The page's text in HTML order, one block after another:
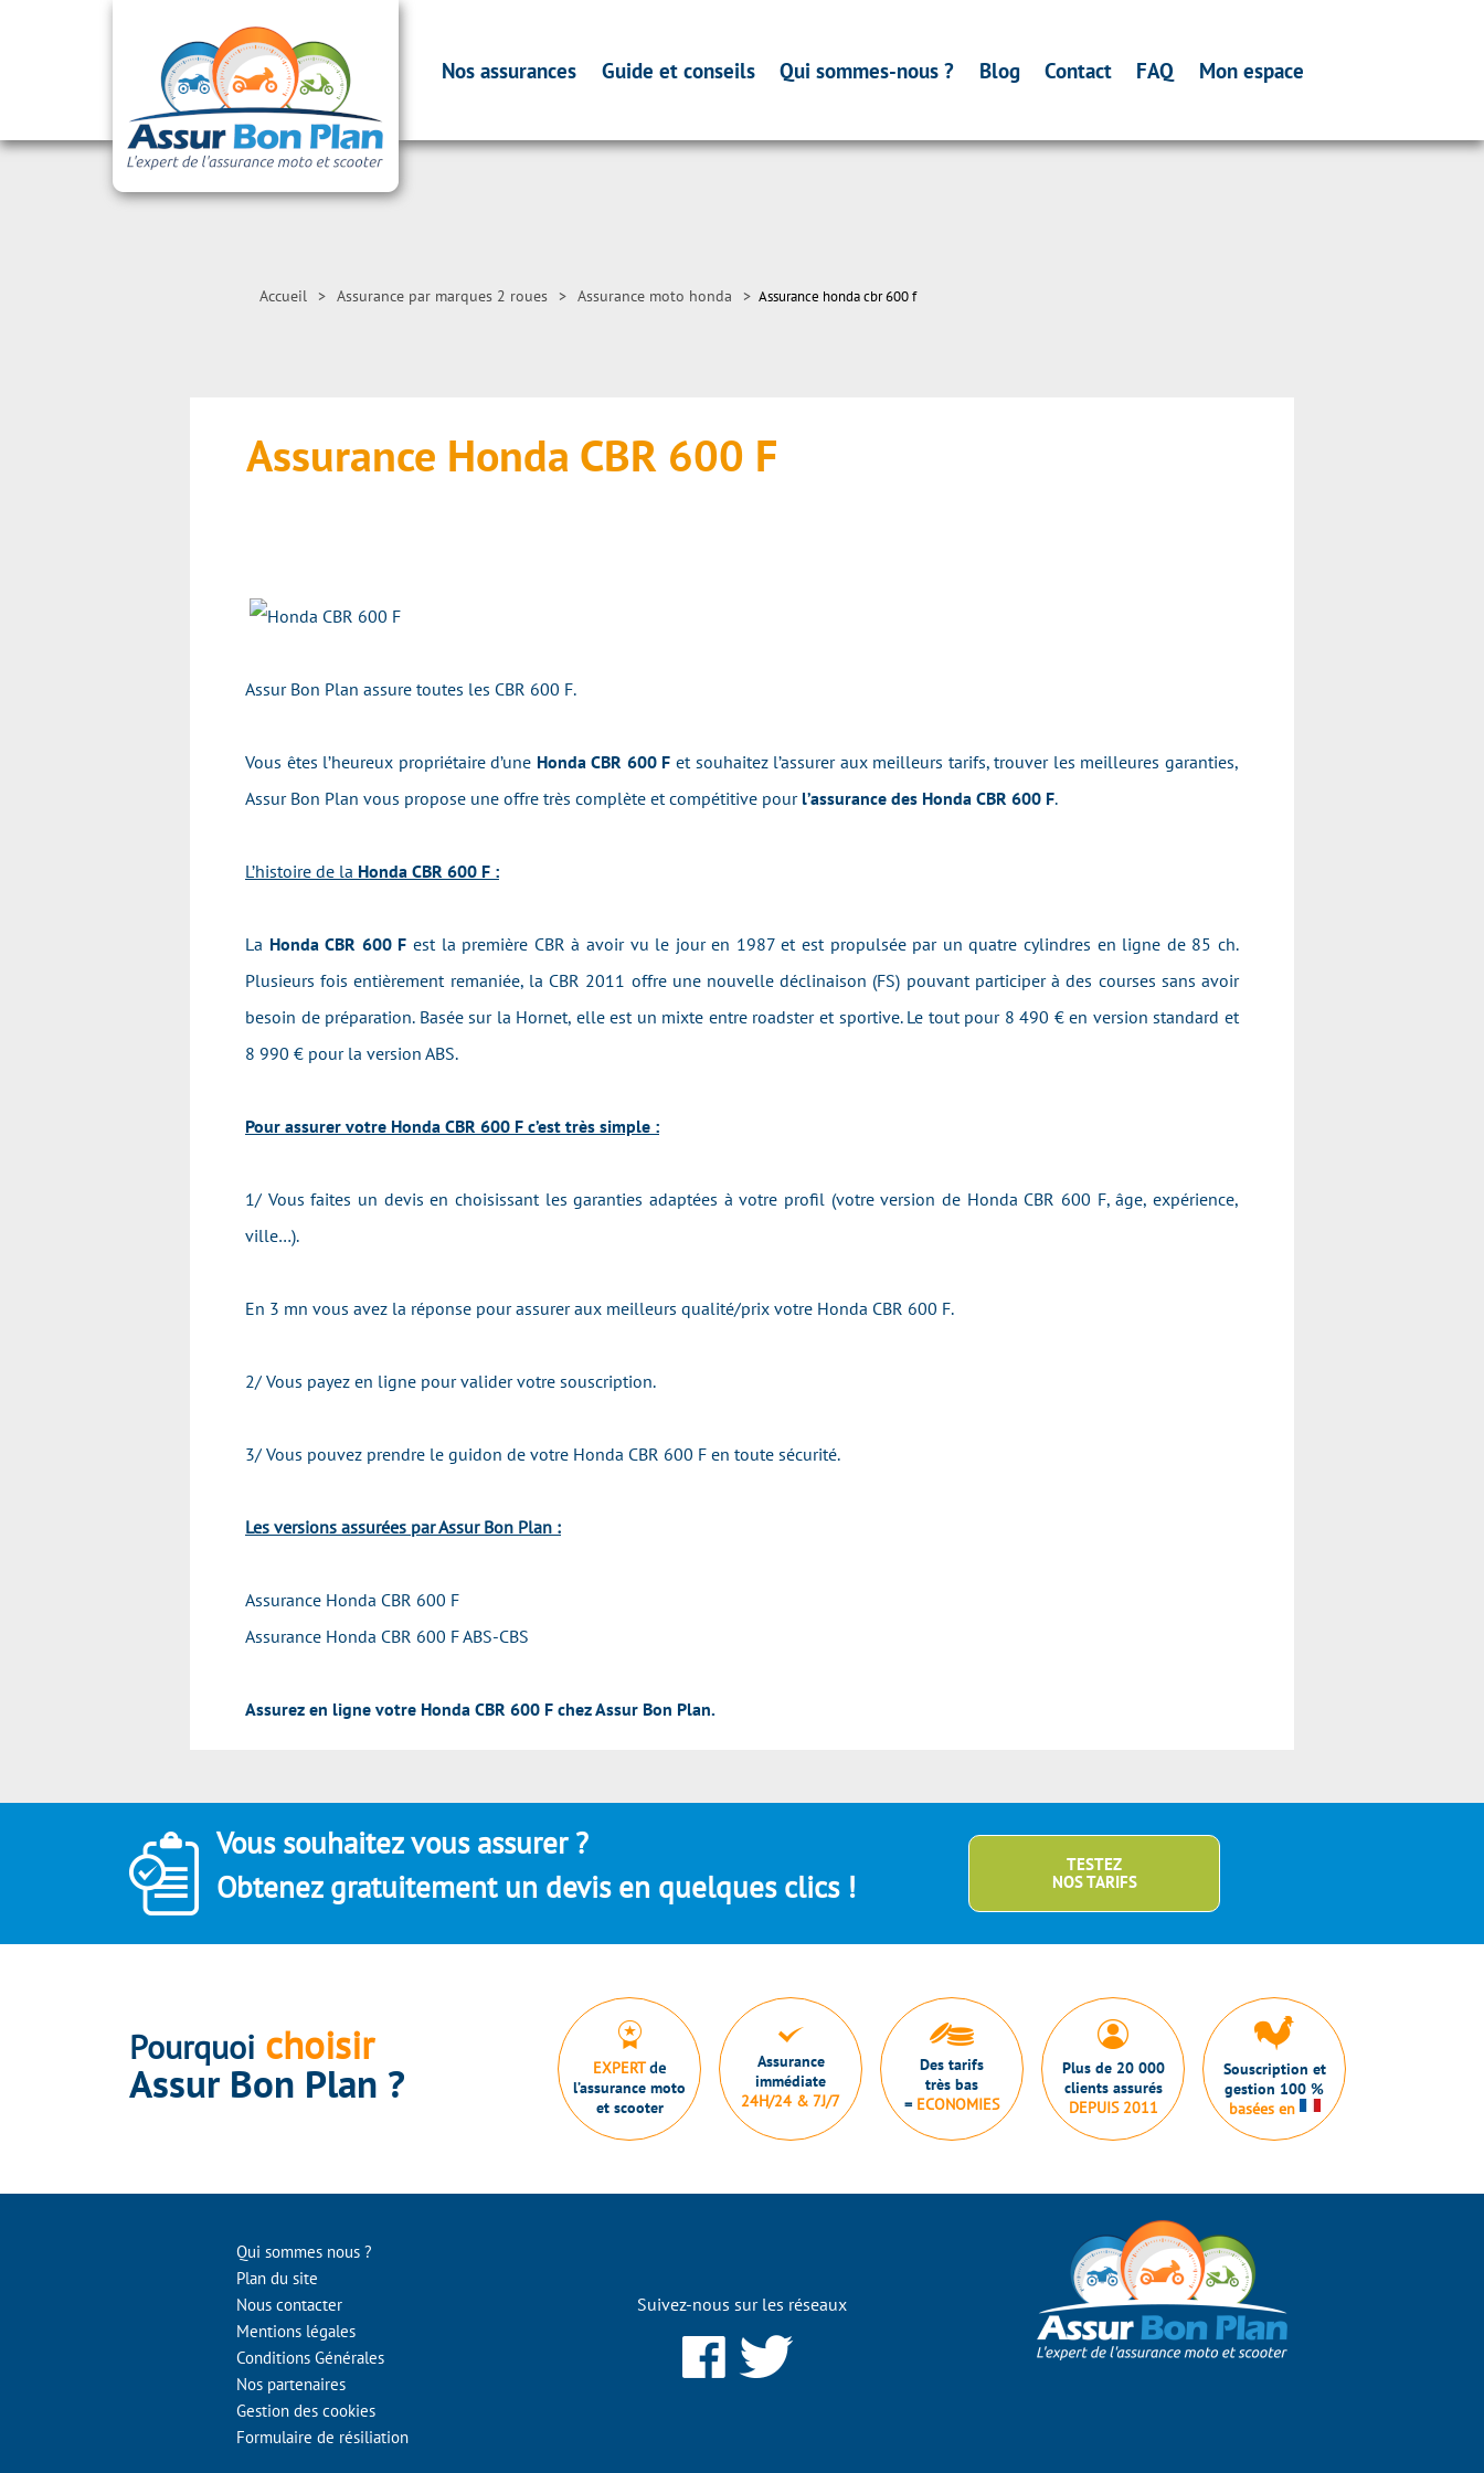
Nos assurances Guide et conseils Qui sommes-nous ? Blog Contact FAQ Mon espace
Accueil > Assurance par marques 2 roues > Assurance moto honda > Assurance honda cbr 600 f
Assurance Honda CBR 600 F
Assur Bon Plan assure toutes les CBR 600 F.
Vous êtes l’heureux propriétaire d’une Honda CBR 600 Fet souhaitez l’assurer aux meilleurs tarifs, trouver les meilleures garanties,
Assur Bon Plan vous propose une offre très complète et compétitive pour l’assurance des Honda CBR 600 F.
L’histoire de la Honda CBR 600 F :
La Honda CBR 600 F est la première CBR à avoir vu le jour en 1987 et est propulsée par un quatre cylindres en ligne de 85 ch.
Plusieurs fois entièrement remaniée, la CBR 2011 offre une nouvelle déclinaison (FS) pouvant participer à des courses sans avoir
besoin de préparation. Basée sur la Hornet, elle est un mixte entre roadster et sportive. Le tout pour 8 490 € en version standard et
8 990 € pour la version ABS.
Pour assurer votre Honda CBR 600 F c’est très simple :
1/ Vous faites un devis en choisissant les garanties adaptées à votre profil (votre version de Honda CBR 600 F, âge, expérience,
ville…).
En 3 mn vous avez la réponse pour assurer aux meilleurs qualité/prix votre Honda CBR 600 F.
2/ Vous payez en ligne pour valider votre souscription.
3/ Vous pouvez prendre le guidon de votre Honda CBR 600 F en toute sécurité.
Les versions assurées par Assur Bon Plan :
Assurance Honda CBR 600 F
Assurance Honda CBR 600 F ABS-CBS
Assurez en ligne votre Honda CBR 600 F chez Assur Bon Plan.
Vous souhaitez vous assurer ?
Obtenez gratuitement un devis en quelques clics !
TESTEZ
NOS TARIFS
Pourquoi choisir
Assur Bon Plan ? EXPERTde
l’assurance moto
et scooter
Assurance
immédiate
24H/24 & 7J/7
Des tarifs
très bas
= ECONOMIES
Plus de 20 000
clients assurés
DEPUIS 2011
Souscription et
gestion 100 %
basées en
Qui sommes nous ?
Plan du site
Nous contacter
Mentions légales
Conditions Générales
Nos partenaires
Gestion des cookies
Formulaire de résiliation
Suivez-nous sur les réseaux